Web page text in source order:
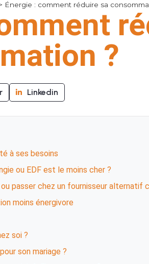
Énergie : comment réduire sa
?
Linkedin
à ses besoins
ou EDF est le moins cher ?
passer chez un fournisseur alternatif
moins énergivore
soi ?
son mariage ?